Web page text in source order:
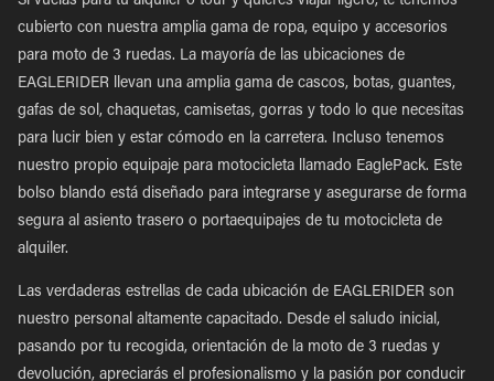
cubierto con nuestra amplia gama de ropa, equipo y accesorios
para moto de 3 ruedas. La mayoría de las ubicaciones de
EAGLERIDER llevan una amplia gama de cascos, botas, guantes,
gafas de sol, chaquetas, camisetas, gorras y todo lo que necesitas
para lucir bien y estar cómodo en la carretera. Incluso tenemos
nuestro propio equipaje para motocicleta llamado EaglePack. Este
bolso blando está diseñado para integrarse y asegurarse de forma
segura al asiento trasero o portaequipajes de tu motocicleta de
alquiler.
Las verdaderas estrellas de cada ubicación de EAGLERIDER son
nuestro personal altamente capacitado. Desde el saludo inicial,
pasando por tu recogida, orientación de la moto de 3 ruedas y
devolución, apreciarás el profesionalismo y la pasión por conducir